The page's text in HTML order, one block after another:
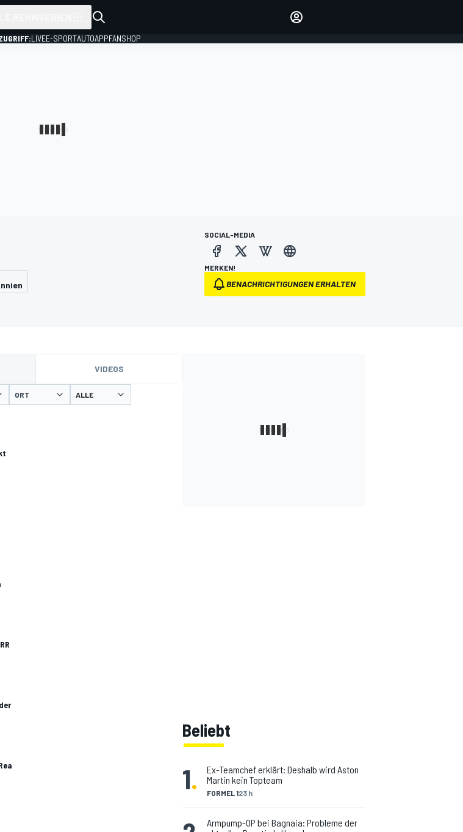
EINLOGGEN
LIVEE-SPORTAUTOAPPFANSHOP
SOCIAL-MEDIA
MERKEN!
BENACHRICHTIGUNGEN ERHALTEN
VIDEOS
ORT
Beliebt
1. FORMEL 123 h
Ex-Teamchef erklärt: Deshalb wird Aston
Martin kein Topteam
Armpump-OP bei Bagnaia: Probleme der